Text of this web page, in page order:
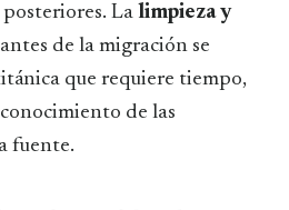
La limpieza y
de la migración se
que requiere tiempo,
de las
fuente.